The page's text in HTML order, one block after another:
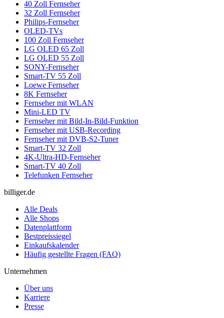
40 Zoll Fernseher
32 Zoll Fernseher
Philips-Fernseher
OLED-TVs
100 Zoll Fernseher
LG OLED 65 Zoll
LG OLED 55 Zoll
SONY-Fernseher
Smart-TV 55 Zoll
Loewe Fernseher
8K Fernseher
Fernseher mit WLAN
Mini-LED TV
Fernseher mit Bild-In-Bild-Funktion
Fernseher mit USB-Recording
Fernseher mit DVB-S2-Tuner
Smart-TV 32 Zoll
4K-Ultra-HD-Fernseher
Smart-TV 40 Zoll
Telefunken Fernseher
billiger.de
Alle Deals
Alle Shops
Datenplattform
Bestpreissiegel
Einkaufskalender
Häufig gestellte Fragen (FAQ)
Unternehmen
Über uns
Karriere
Presse